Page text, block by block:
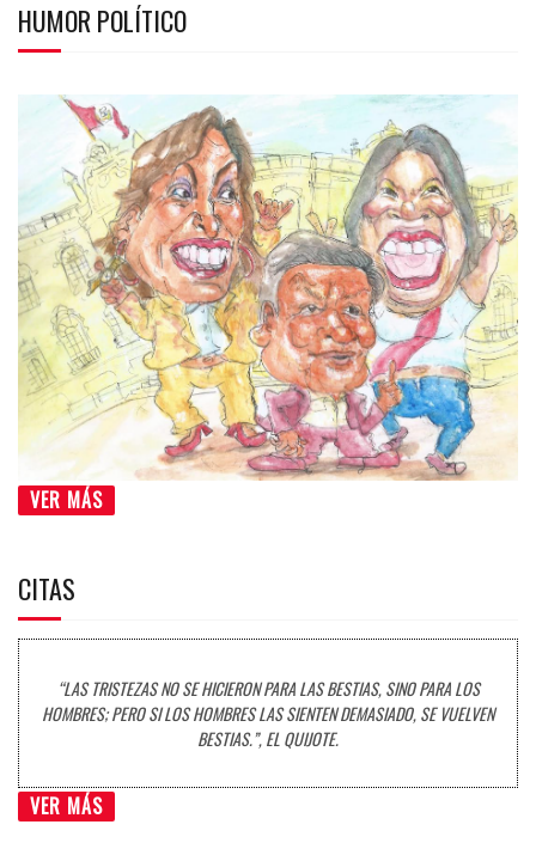
HUMOR POLÍTICO
VER MÁS
CITAS
“LAS TRISTEZAS NO SE HICIERON PARA LAS BESTIAS, SINO PARA LOS
HOMBRES; PERO SI LOS HOMBRES LAS SIENTEN DEMASIADO, SE VUELVEN
BESTIAS.”, EL QUIJOTE.
VER MÁS